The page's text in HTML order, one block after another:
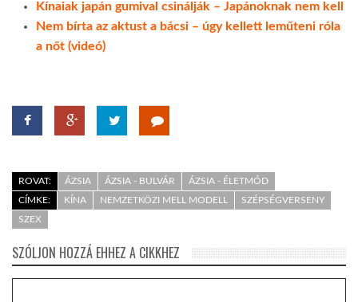
Kínaiak japán gumival csinálják – Japánoknak nem kell
Nem bírta az aktust a bácsi – úgy kellett leműteni róla
a nőt (videó)
ROVAT: ÁZSIA ÁZSIA - BULVÁR
ÁZSIA - ÉLETMÓD
CÍMKE:
KÍNA NEMZETKÖZI MELL MODELL
SZÉPSÉGVERSENY
SZEX
SZÓLJON HOZZÁ EHHEZ A CIKKHEZ